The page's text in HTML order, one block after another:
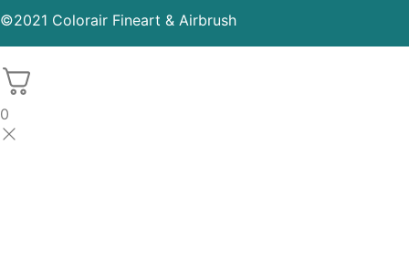
©2021 Colorair Fineart & Airbrush
0